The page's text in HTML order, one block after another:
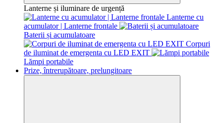
Lanterne și iluminare de urgență
Lanterne cu
acumulator | Lanterne frontale
Baterii și acumulatoare
Corpuri
de iluminat de emergenta cu LED EXIT
Lămpi portabile
Prize, întrerupătoare, prelungitoare